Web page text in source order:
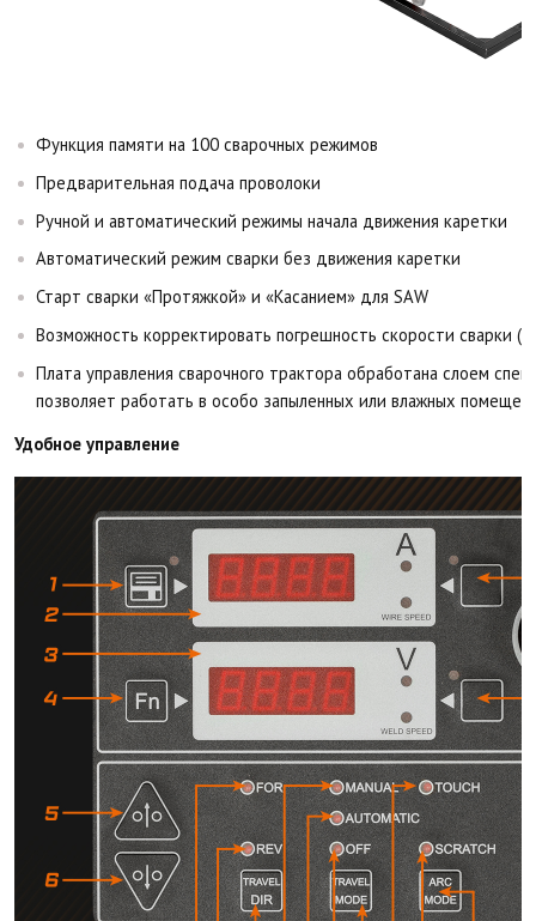
Функция памяти на 100 сварочных режимов
Предварительная подача проволоки
Ручной и автоматический режимы начала движения каретки
Автоматический режим сварки без движения каретки
Старт сварки «Протяжкой» и «Касанием» для SAW
Возможность корректировать погрешность скорости сварки
Плата управления сварочного трактора обработана слоем
позволяет работать в особо запыленных или влажных
Удобное управление